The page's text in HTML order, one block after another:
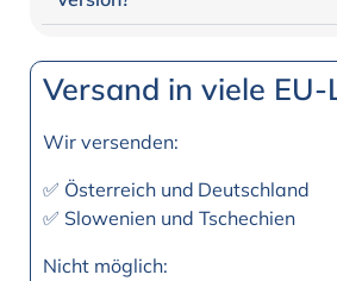
Versand in viele
Wir versenden:
✅ Österreich und Deutschland
✅ Slowenien und Tschechien
Nicht möglich: